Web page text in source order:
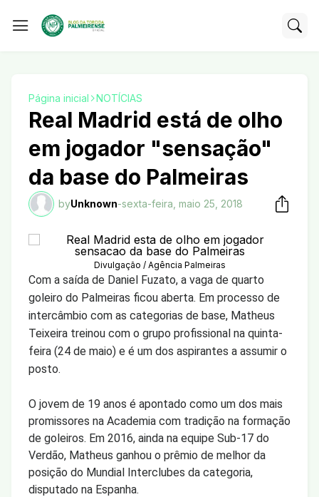
Página inicial NOTÍCIAS
Real Madrid está de olho
em jogador "sensação"
da base do Palmeiras
byUnknown-sexta-feira, maio 25, 2018
Divulgação / Agência Palmeiras
Com a saída de Daniel Fuzato, a vaga de quarto
goleiro do Palmeiras ficou aberta. Em processo de
intercâmbio com as categorias de base, Matheus
Teixeira treinou com o grupo profissional na quinta-
feira (24 de maio) e é um dos aspirantes a assumir o
posto.
O jovem de 19 anos é apontado como um dos mais
promissores na Academia com tradição na formação
de goleiros. Em 2016, ainda na equipe Sub-17 do
Verdão, Matheus ganhou o prêmio de melhor da
posição do Mundial Interclubes da categoria,
disputado na Espanha.